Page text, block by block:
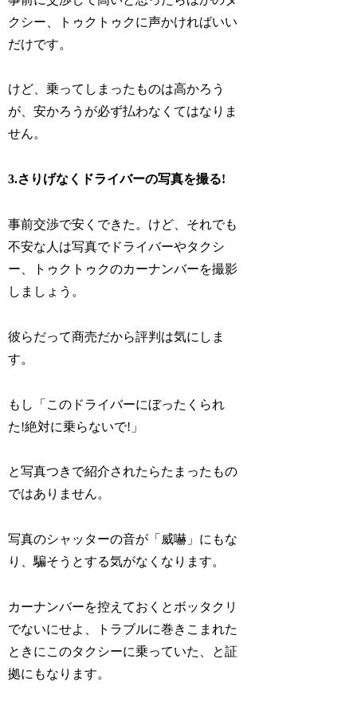
クシー、トゥクトゥクに声かければいい
だけです。
けど、乗ってしまったものは高かろう
が、安かろうが必ず払わなくてはなりま
せん。
3.さりげなくドライバーの写真を撮る!
事前交渉で安くできた。けど、それでも
不安な人は写真でドライバーやタクシ
ー、トゥクトゥクのカーナンバーを撮影
しましょう。
彼らだって商売だから評判は気にしま
す。
もし「このドライバーにぼったくられ
た!絶対に乗らないで!」
と写真つきで紹介されたらたまったもの
ではありません。
写真のシャッターの音が「威嚇」にもな
り、騙そうとする気がなくなります。
カーナンバーを控えておくとボッタクリ
でないにせよ、トラブルに巻きこまれた
ときにこのタクシーに乗っていた、と証
拠にもなります。